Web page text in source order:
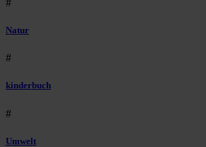
#
Natur
#
kinderbuch
#
Umwelt